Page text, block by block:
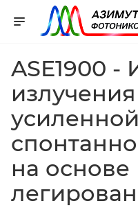
ASE1900 -
усиленной
на основе